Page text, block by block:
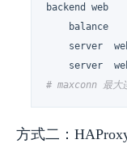
backend
balance
server
# maxconn 最
方式二：